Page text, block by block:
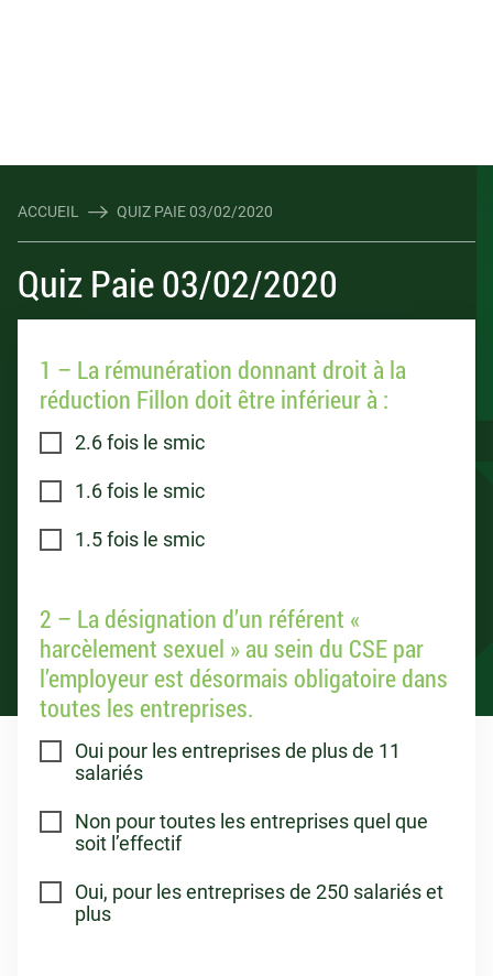
ACCUEIL QUIZ PAIE 03/02/2020
Quiz Paie 03/02/2020
1 – La rémunération donnant droit à la
réduction Fillon doit être inférieur à :
2.6 fois le smic
1.6 fois le smic
1.5 fois le smic
2 – La désignation d’un référent «
harcèlement sexuel » au sein du CSE par
l’employeur est désormais obligatoire dans
toutes les entreprises.
Oui pour les entreprises de plus de 11
salariés
Non pour toutes les entreprises quel que
soit l’effectif
Oui, pour les entreprises de 250 salariés et
plus